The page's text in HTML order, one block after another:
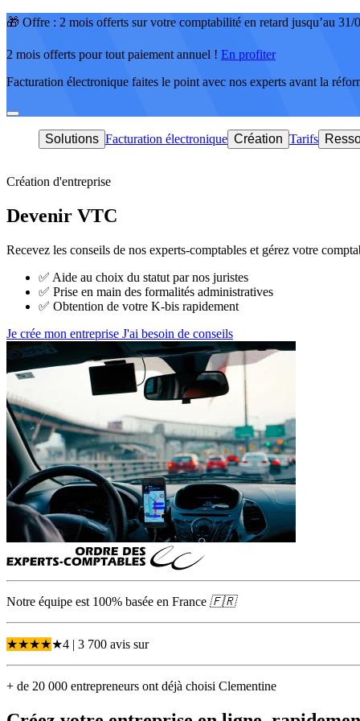
🎁 Offre : 2 mois offerts sur votre comptabilité en retard jusqu’au 31/
2 mois offerts pour tout paiement annuel ! En profiter
Facturation électronique faites le point avec nos experts avant la
Solutions Facturation électronique Création Tarifs
Création d'entreprise
Devenir VTC
Recevez les conseils de nos experts-comptables et gérez votre
✅ Aide au choix du statut par nos juristes
✅ Prise en main des formalités administratives
✅ Obtention de votre K-bis rapidement
Je crée mon entreprise J'ai besoin de conseils
Notre équipe est 100% basée en France 🇫🇷
★★★★★4 | 3 700 avis sur
+ de 20 000 entrepreneurs ont déjà choisi Clementine